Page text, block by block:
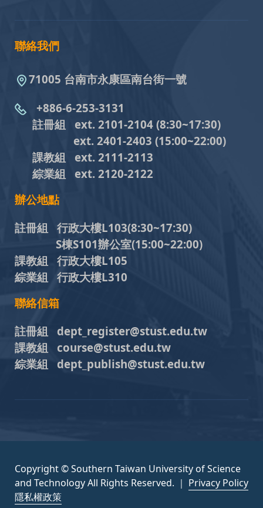
聯絡我們
71005 台南市永康區南台街一號
+886-6-253-3131
註冊組 ext. 2101-2104 (8:30~17:30)
ext. 2401-2403 (15:00~22:00)
課教組 ext. 2111-2113
綜業組
ext. 2120-2122
辦公地點
註冊組 行政大樓L103(8:30~17:30)
S棟S101辦公室(15:00~22:00)
課教組 行政大樓L105
綜業組 行政大樓L310
聯絡信箱
註冊組 dept_register@stust.edu.tw
課教組 course@stust.edu.tw
綜業組 dept_publish@stust.edu.tw
Copyright © Southern Taiwan University of Science
and Technology All Rights Reserved. ｜ Privacy Policy
隱私權政策